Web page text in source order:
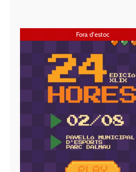
Fora d'estoc